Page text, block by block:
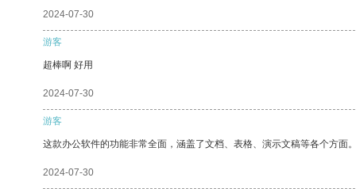
2024-07-30
游客
超棒啊 好用
2024-07-30
游客
这款办公软件的功能非常全面，涵盖了文档、表格、演示文稿等各个方面
2024-07-30